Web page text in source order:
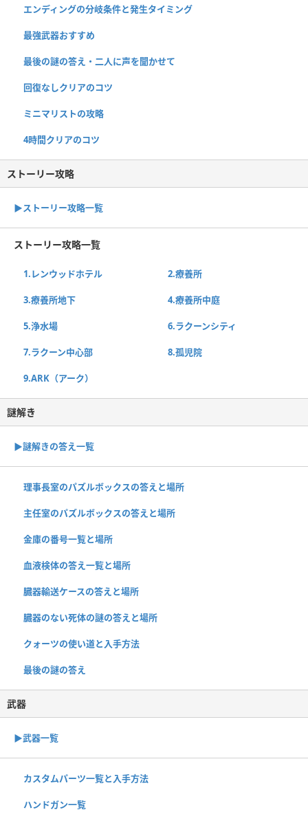
エンディングの分岐条件と発生タイミング
最強武器おすすめ
最後の謎の答え・二人に声を聞かせて
回復なしクリアのコツ
ミニマリストの攻略
4時間クリアのコツ
ストーリー攻略
▶ストーリー攻略一覧
ストーリー攻略一覧
1.レンウッドホテル 2.療養所
3.療養所地下 4.療養所中庭
5.浄水場 6.ラクーンシティ
7.ラクーン中心部 8.孤児院
9.ARK（アーク）
謎解き
▶謎解きの答え一覧
理事長室のパズルボックスの答えと場所
主任室のパズルボックスの答えと場所
金庫の番号一覧と場所
血液検体の答え一覧と場所
臓器輸送ケースの答えと場所
臓器のない死体の謎の答えと場所
クォーツの使い道と入手方法
最後の謎の答え
武器
▶武器一覧
カスタムパーツ一覧と入手方法
ハンドガン一覧